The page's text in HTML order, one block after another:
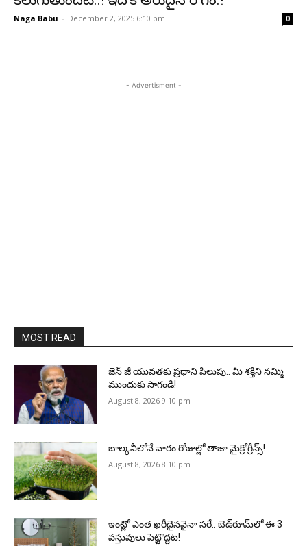
Naga Babu - December 2, 2025 6:10 pm 0
- Advertisment -
MOST READ
జెన్‌ జీ యువతకు ప్రధాని పిలుపు.. మీ శక్తిని నమ్మి
ముందుకు సాగండి!
August 8, 2026 9:10 pm
బాల్కనీలోనే వారం రోజుల్లో తాజా మైక్రోగ్రీన్స్‌!
August 8, 2026 8:10 pm
ఇంట్లో ఎంత ఖరీదైనవైనా సరే.. బెడ్‌రూమ్‌లో ఈ 3
వస్తువులు పెట్టొద్దట!